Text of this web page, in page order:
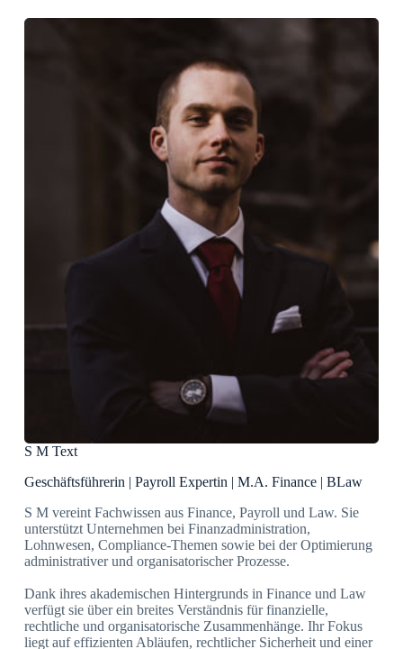
S M Text
Geschäftsführerin | Payroll Expertin | M.A. Finance | BLaw
S M vereint Fachwissen aus Finance, Payroll und Law. Sie
unterstützt Unternehmen bei Finanzadministration,
Lohnwesen, Compliance-Themen sowie bei der Optimierung
administrativer und organisatorischer Prozesse.
Dank ihres akademischen Hintergrunds in Finance und Law
verfügt sie über ein breites Verständnis für finanzielle,
rechtliche und organisatorische Zusammenhänge. Ihr Fokus
liegt auf effizienten Abläufen, rechtlicher Sicherheit und einer